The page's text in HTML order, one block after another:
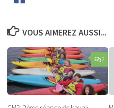
VOUS AIMEREZ AUSSI...
2